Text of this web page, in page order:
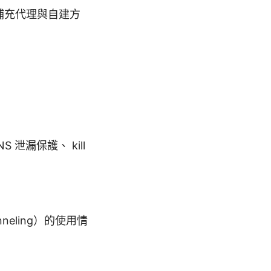
代理與自建方
泄漏保護、 kill
）的使用情